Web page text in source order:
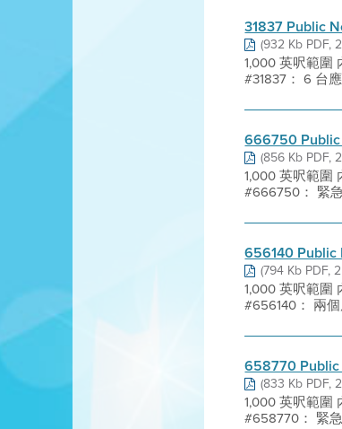
31837 Public
(932 Kb PDF,
1,000 英呎範圍
#31837： 6 台
666750
(856 Kb PDF,
1,000 英呎範圍
#666750： 緊
656140
(794 Kb PDF,
1,000 英呎範圍
#656140： 兩
658770
(833 Kb PDF,
1,000 英呎範圍
#658770： 緊